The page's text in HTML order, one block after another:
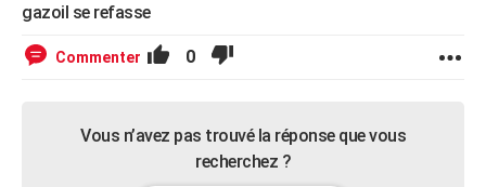
gazoil se refasse
Commenter 0
Vous n’avez pas trouvé la réponse que vous
recherchez ?